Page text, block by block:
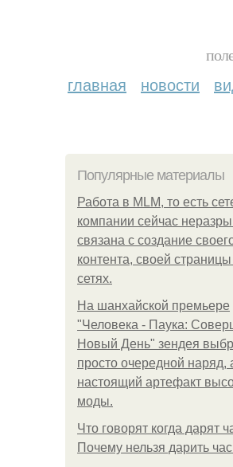
главная новости
Популярные материалы
Работа в MLM, то есть
компании сейчас
связана с создание
контента, своей
сетях.
На шанхайской премьере
"Человека - Паука:
Новый День" зендея
просто очередной наряд,
настоящий артефакт
моды.
Что говорят когда дарят
Почему нельзя дарить